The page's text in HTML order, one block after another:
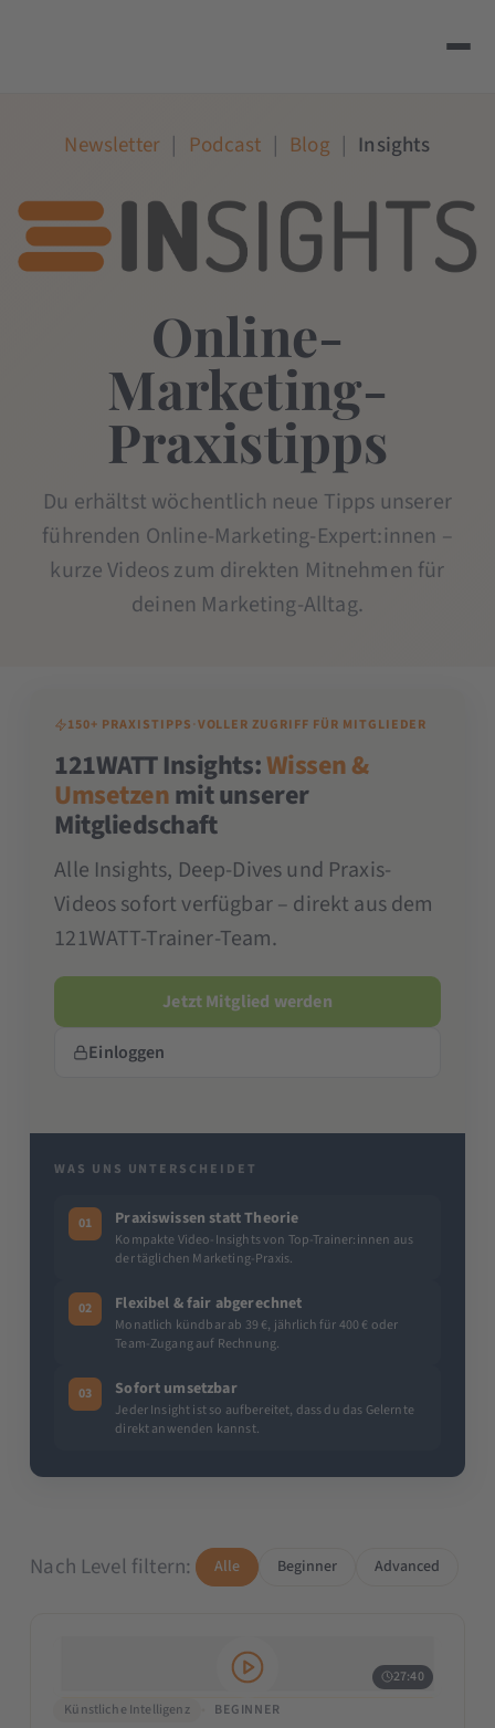
Newsletter | Podcast | Blog | Insights
Online-
Marketing-
Praxistipps
Du erhältst wöchentlich neue Tipps unserer
führenden Online-Marketing-Expert:innen –
kurze Videos zum direkten Mitnehmen für
deinen Marketing-Alltag.
150+ PRAXISTIPPS·VOLLER ZUGRIFF FÜR MITGLIEDER
121WATT Insights:Wissen &
Umsetzenmit unserer
Mitgliedschaft
Alle Insights, Deep-Dives und Praxis-
Videos sofort verfügbar – direkt aus dem
121WATT-Trainer-Team.
Jetzt Mitglied werden
Einloggen
WAS UNS UNTERSCHEIDET
01 Praxiswissen statt Theorie
Kompakte Video-Insights von Top-Trainer:innen aus
der täglichen Marketing-Praxis.
02 Flexibel & fair abgerechnet
Monatlich kündbar ab 39 €, jährlich für 400 € oder
Team-Zugang auf Rechnung.
03 Sofort umsetzbar
Jeder Insight ist so aufbereitet, dass du das Gelernte
direkt anwenden kannst.
Nach Level filtern: Alle Beginner Advanced
27:40
Künstliche Intelligenz
BEGINNER